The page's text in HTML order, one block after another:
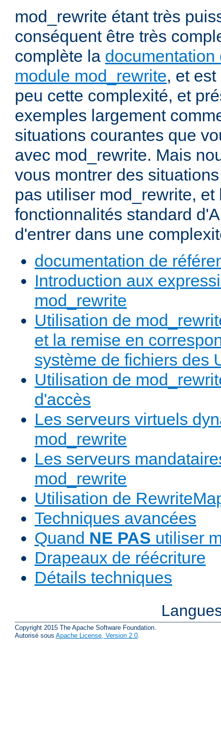
mod_rewrite étant très
conséquent être très
complète la documentation
module mod_rewrite, et
peu cette complexité, et
exemples largement
situations courantes que
avec mod_rewrite. Mais
vous montrer des
pas utiliser mod_rewrite,
fonctionnalités standard
d'entrer dans une
documentation de
Introduction aux
mod_rewrite
Utilisation de
et la remise en
système de fichiers des
Utilisation de
d'accès
Les serveurs virtuels
mod_rewrite
Les serveurs
mod_rewrite
Utilisation de
Techniques avancées
Quand NE PAS utiliser
Drapeaux de réécriture
Détails techniques
Copyright 2015 The Apache Software Foundation.
Autorisé sous Apache License, Version 2.0